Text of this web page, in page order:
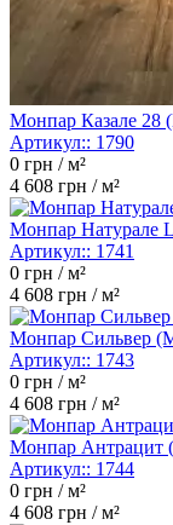
Монпар Казале 28
Артикул:: 1790
0 грн / м²
4 608 грн / м²
Монпар Натурале
Артикул:: 1741
0 грн / м²
4 608 грн / м²
Монпар Сильвер
Артикул:: 1743
0 грн / м²
4 608 грн / м²
Монпар Антрацит
Артикул:: 1744
0 грн / м²
4 608 грн / м²